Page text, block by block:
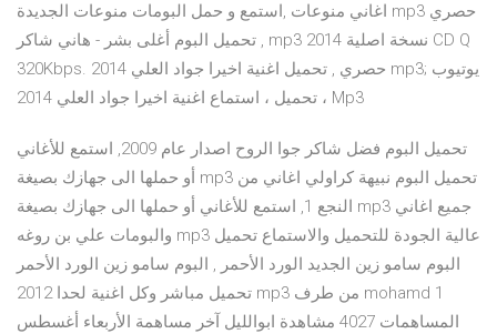
اغاني منوعات ,استمع و حمل البومات منوعات الجديدة mp3 حصري
, تحميل البوم أغلى بشر - هاني شاكر mp3 2014 نسخة اصلية CD Q
320Kbps. حصري , تحميل اغنية اخيرا جواد العلي 2014 mp3; يوتيوب
، تحميل ، استماع اغنية اخيرا جواد العلي 2014 Mp3
تحميل البوم فضل شاكر جوا الروح اصدار عام 2009, استمع للأغاني
أو حملها الى جهازك بصيغة mp3 تحميل البوم نبيهة كراولي اغاني من
النجع 1, استمع للأغاني أو حملها الى جهازك بصيغة mp3 جميع اغاني
والبومات علي بن روغه mp3 عالية الجودة للتحميل والاستماع تحميل
البوم سامو زين الجديد الورد الأحمر , البوم سامو زين الورد الأحمر
تحميل مباشر وكل اغنية لحدا 2012 mp3 من طرف mohamd 1
المساهمات 4027 مشاهدة ابوالليل آخر مساهمة الأربعاء أغسطس